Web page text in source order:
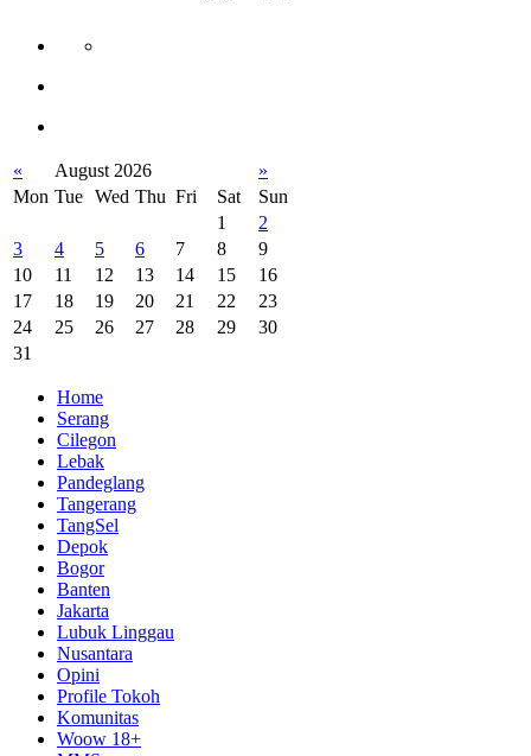
« August 2026
»
Mon Tue Wed Thu Fri Sat
Sun
1
2
3
4 5 6 7 8
9
10
11 12 13 14 15
16
17
18 19 20 21 22
23
24
25 26 27 28 29
30
31
Home
Serang
Cilegon
Lebak
Pandeglang
Tangerang
TangSel
Depok
Bogor
Banten
Jakarta
Lubuk Linggau
Nusantara
Opini
Profile Tokoh
Komunitas
Woow 18+